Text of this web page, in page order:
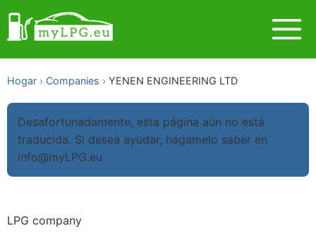
Hogar Companies YENEN ENGINEERING LTD
Desafortunadamente, esta página aún no está
traducida. Si desea ayudar, hágamelo saber en
info@myLPG.eu
LPG company